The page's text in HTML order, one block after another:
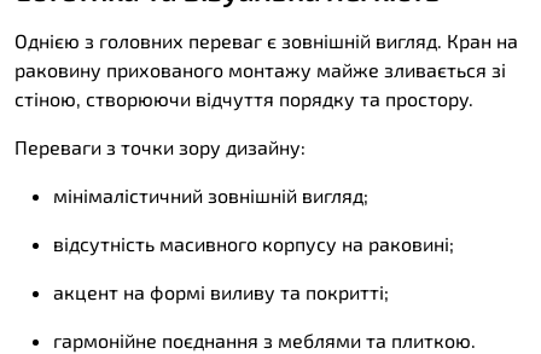
Однією з головних переваг є зовнішній вигляд. Кран на
раковину прихованого монтажу майже зливається зі
стіною, створюючи відчуття порядку та простору.
Переваги з точки зору дизайну:
мінімалістичний зовнішній вигляд;
відсутність масивного корпусу на раковині;
акцент на формі виливу та покритті;
гармонійне поєднання з меблями та плиткою.